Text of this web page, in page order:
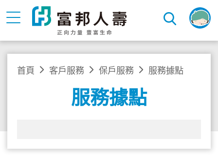
首頁 客戶服務 保戶服務 服務據點
服務據點